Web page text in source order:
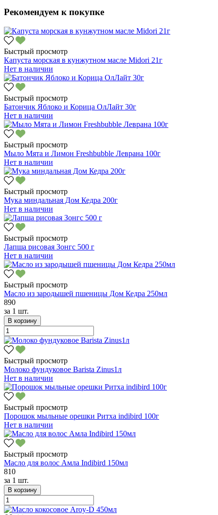
Рекомендуем к покупке
Быстрый просмотр
Капуста морская в кунжутном масле Midori 21г
Нет в наличии
Быстрый просмотр
Батончик Яблоко и Корица ОлЛайт 30г
Нет в наличии
Быстрый просмотр
Мыло Мята и Лимон Freshbubble Леврана 100г
Нет в наличии
Быстрый просмотр
Мука миндальная Дом Кедра 200г
Нет в наличии
Быстрый просмотр
Лапша рисовая Зонгс 500 г
Нет в наличии
Быстрый просмотр
Масло из зародышей пшеницы Дом Кедра 250мл
890
за 1 шт.
В корзину
Быстрый просмотр
Молоко фундуковое Barista Zinus1л
Нет в наличии
Быстрый просмотр
Порошок мыльные орешки Ритха indibird 100г
Нет в наличии
Быстрый просмотр
Масло для волос Амла Indibird 150мл
810
за 1 шт.
В корзину